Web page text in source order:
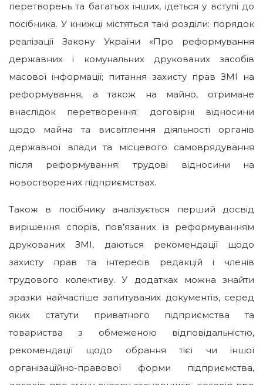
перетворень та багатьох інших, ідеться у вступі до
посібника. У книжці містяться такі розділи: порядок
реалізації Закону України «Про реформування
державних і комунальних друкованих засобів
масової інформації; питання захисту прав ЗМІ на
реформування, а також на майно, отримане
внаслідок перетворення; договірні відносини
щодо майна та висвітлення діяльності органів
державної влади та місцевого самоврядування
після реформування; трудові відносини на
новостворених підприємствах.
Також в посібнику аналізується перший досвід
вирішення спорів, пов’язаних із реформуванням
друкованих ЗМІ, даються рекомендації щодо
захисту прав та інтересів редакцій і членів
трудового колективу. У додатках можна знайти
зразки найчастіше запитуваних документів, серед
яких статути приватного підприємства та
товариства з обмеженою відповідальністю,
рекомендації щодо обрання тієї чи іншої
організаційно-правової форми підприємства,